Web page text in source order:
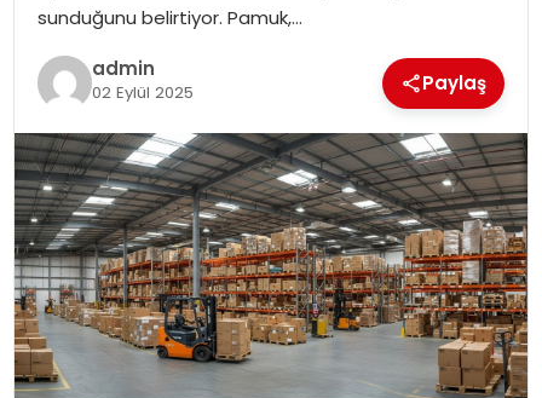
sunduğunu belirtiyor. Pamuk,…
admin
02 Eylül 2025 Paylaş